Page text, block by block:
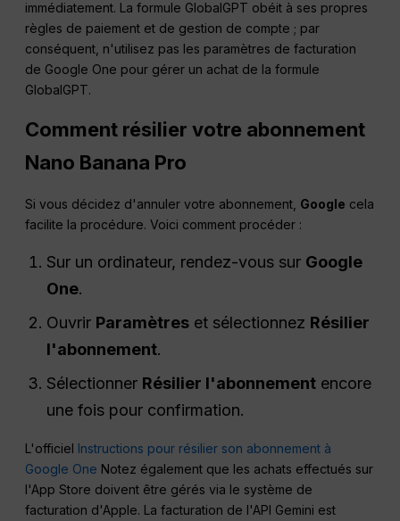
immédiatement. La formule GlobalGPT obéit à ses propres
règles de paiement et de gestion de compte ; par
conséquent, n'utilisez pas les paramètres de facturation
de Google One pour gérer un achat de la formule
GlobalGPT.
Comment résilier votre abonnement
Nano Banana Pro
Si vous décidez d'annuler votre abonnement, Google cela
facilite la procédure. Voici comment procéder :
Sur un ordinateur, rendez-vous sur Google
One.
Ouvrir Paramètres et sélectionnez Résilier
l'abonnement.
Sélectionner Résilier l'abonnement encore
une fois pour confirmation.
L'officiel Instructions pour résilier son abonnement à
Google One Notez également que les achats effectués sur
l'App Store doivent être gérés via le système de
facturation d'Apple. La facturation de l'API Gemini est